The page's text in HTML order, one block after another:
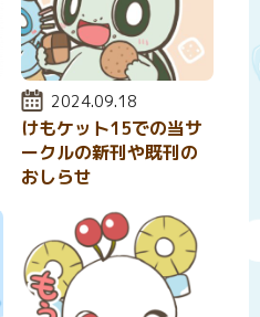
投稿日:
2024.09.18
けもケット15での当サ
ークルの新刊や既刊の
おしらせ